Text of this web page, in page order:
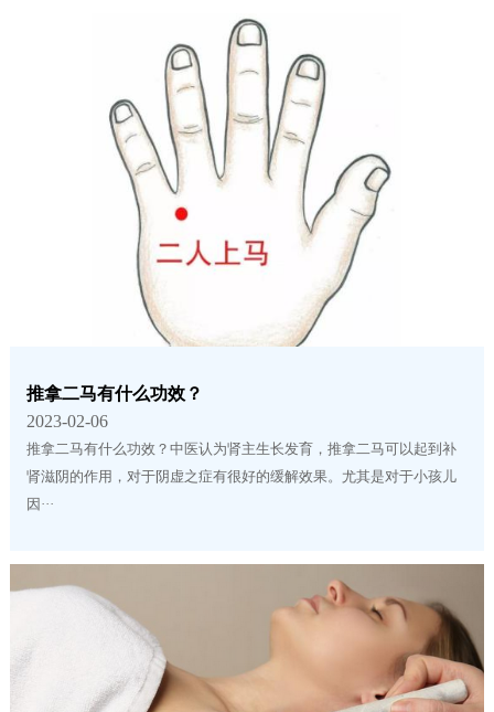
推拿二马有什么功效？
2023-02-06
推拿二马有什么功效？中医认为肾主生长发育，推拿二马可以起到补
肾滋阴的作用，对于阴虚之症有很好的缓解效果。尤其是对于小孩儿
因···